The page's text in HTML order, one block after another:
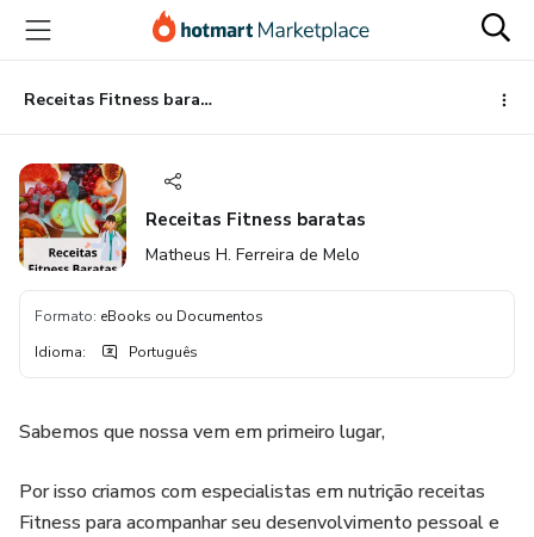
para
conteúdo
principal
para
pagamento
para
rodapé
Receitas Fitness baratas
Receitas Fitness baratas
Matheus H. Ferreira de Melo
Formato: eBooks ou Documentos
Idioma: Português
Sabemos que nossa vem em primeiro lugar,
Por isso criamos com especialistas em nutrição receitas
Fitness para acompanhar seu desenvolvimento pessoal e